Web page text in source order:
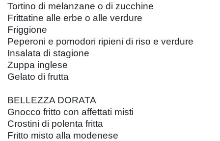
Tortino di melanzane o di zucchine
Frittatine alle erbe o alle verdure
Friggione
Peperoni e pomodori ripieni di riso e verdure
Insalata di stagione
Zuppa inglese
Gelato di frutta
BELLEZZA DORATA
Gnocco fritto con affettati misti
Crostini di polenta fritta
Fritto misto alla modenese